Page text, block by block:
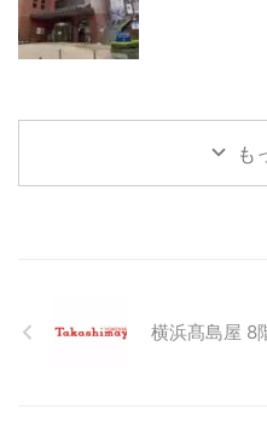
も
横浜髙島屋 8